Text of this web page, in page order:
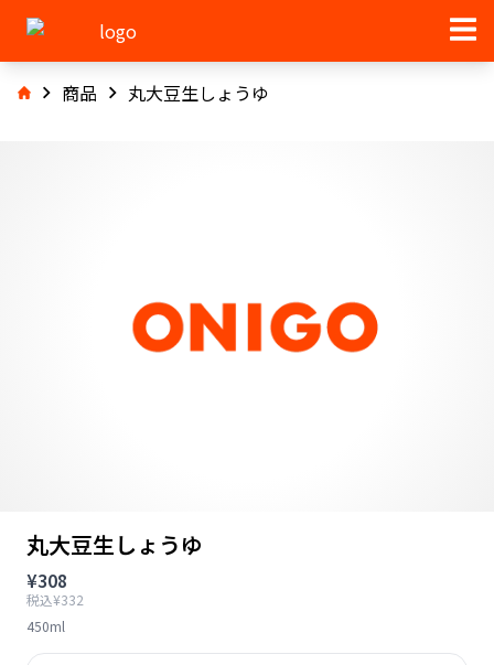
商品 丸大豆生しょうゆ
丸大豆生しょうゆ
¥308
税込¥332
450ml